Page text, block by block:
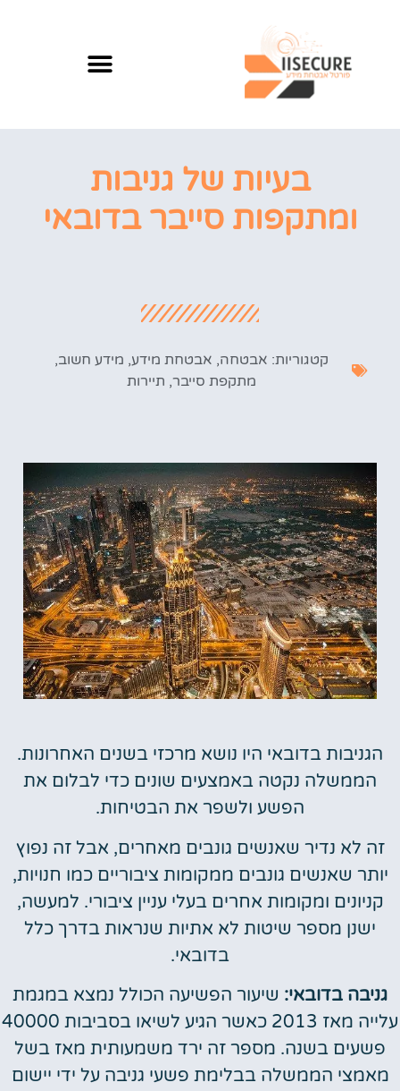
בעיות של גניבות
ומתקפות סייבר בדובאי
קטגוריות: אבטחה, אבטחת מידע, מידע חשוב,
מתקפת סייבר, תיירות
הגניבות בדובאי היו נושא מרכזי בשנים האחרונות.
הממשלה נקטה באמצעים שונים כדי לבלום את
הפשע ולשפר את הבטיחות.
זה לא נדיר שאנשים גונבים מאחרים, אבל זה נפוץ
יותר שאנשים גונבים ממקומות ציבוריים כמו חנויות,
קניונים ומקומות אחרים בעלי עניין ציבורי. למעשה,
ישנן מספר שיטות לא אתיות שנראות בדרך כלל
בדובאי.
גניבה בדובאי: שיעור הפשיעה הכולל נמצא במגמת
עלייה מאז 2013 כאשר הגיע לשיאו בסביבות 40000
פשעים בשנה. מספר זה ירד משמעותית מאז בשל
מאמצי הממשלה בבלימת פשעי גניבה על ידי יישום